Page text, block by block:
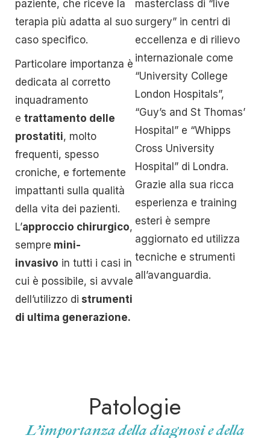
paziente, che riceve la
terapia più adatta al suo
caso specifico.
Particolare importanza è
dedicata al corretto
inquadramento
e trattamento delle
prostatiti, molto
frequenti, spesso
croniche, e fortemente
impattanti sulla qualità
della vita dei pazienti.
L’approccio chirurgico,
sempre mini-
invasivo in tutti i casi in
cui è possibile, si avvale
dell’utilizzo di strumenti
di ultima generazione.
masterclass di “live
surgery” in centri di
eccellenza e di rilievo
internazionale come
“University College
London Hospitals”,
“Guy’s and St Thomas’
Hospital” e “Whipps
Cross University
Hospital” di Londra.
Grazie alla sua ricca
esperienza e training
esteri è sempre
aggiornato ed utilizza
tecniche e strumenti
all’avanguardia.
Patologie
L’importanza della diagnosi e della